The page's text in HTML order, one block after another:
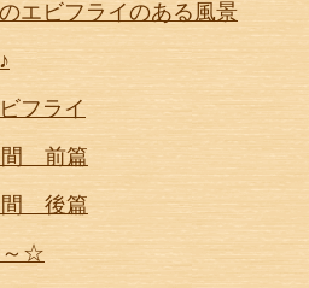
エビフライのある風景
フライ
間 前篇
間 後篇
～☆